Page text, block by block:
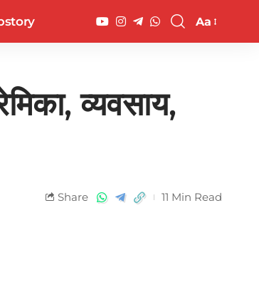
Aa
व्यवसाय,
Share 11 Min Read